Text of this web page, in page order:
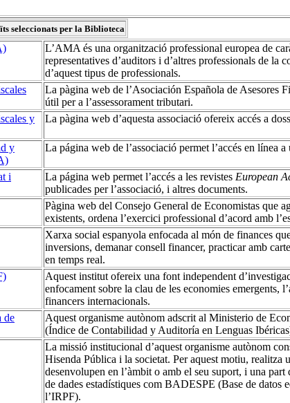
seleccionats per la Biblioteca
L’AMA és una organització professional europea de
representatives d’auditors i d’altres professionals de
d’aquest tipus de professionals.
La pàgina web de l’Asociación Española de Asesores
útil per a l’assessorament tributari.
y
La pàgina web d’aquesta associació ofereix accés a
y
La página web de l’associació permet l’accés en línea
i
La página web permet l’accés a les revistes European
publicades per l’associació, i altres documents.
Pàgina web del Consejo General de Economistas que
existents, ordena l’exercici professional d’acord amb
Xarxa social espanyola enfocada al món de finances
inversions, demanar consell financer, practicar amb
en temps real.
Aquest institut ofereix una font independent
enfocament sobre la clau de les economies emergents,
financers internacionals.
de
Aquest organisme autònom adscrit al Ministerio de
(Índice de Contabilidad y Auditoría en Lenguas
La missió institucional d’aquest organisme autònom
Hisenda Pública i la societat. Per aquest motiu,
desenvolupen en l’àmbit o amb el seu suport, i una
de dades estadístiques com BADESPE (Base de datos
l’IRPF).